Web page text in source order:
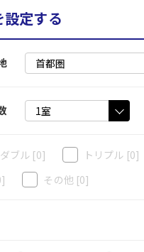
定する
ブル [0] トリプル [0]
その他[0]